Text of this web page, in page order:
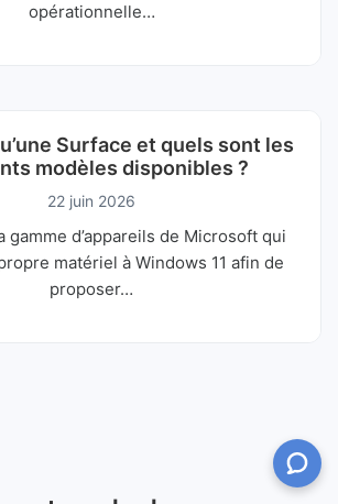
opérationnelle…
Surface et quels sont les
modèles disponibles ?
22 juin 2026
gamme d’appareils de Microsoft qui
matériel à Windows 11 afin de
proposer…